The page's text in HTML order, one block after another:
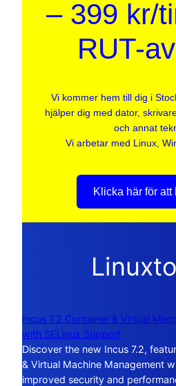
– 399 kr/
RUT-
Vi kommer hem till dig i
hjälper dig med dator,
och annat
Vi arbetar med Linux,
Klicka här för att
Incus 7.2 Container & Virtual
with SELinux Support
Discover the new Incus 7.2,
& Virtual Machine Management
improved security and